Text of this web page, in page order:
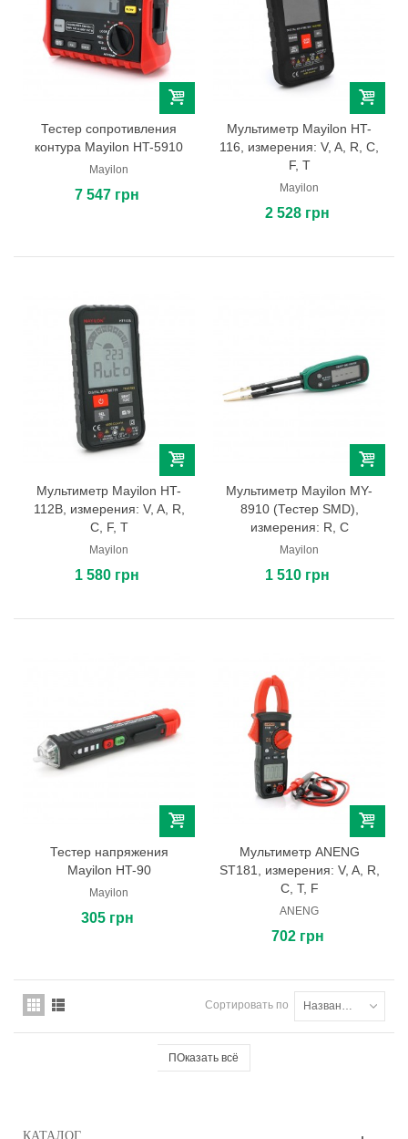
Тестер сопротивления
контура Mayilon HT-5910
Mayilon
7 547 грн
Мультиметр Mayilon HT-
116, измерения: V, A, R, C,
F, T
Mayilon
2 528 грн
Мультиметр Mayilon HT-
112B, измерения: V, A, R,
C, F, T
Mayilon
1 580 грн
Мультиметр Mayilon MY-
8910 (Тестер SMD),
измерения: R, C
Mayilon
1 510 грн
Тестер напряжения
Mayilon HT-90
Mayilon
305 грн
Мультиметр ANENG
ST181, измерения: V, A, R,
C, T, F
ANENG
702 грн
Сортировать по Названию товара: от А до Я
ПОказать всё
КАТАЛОГ